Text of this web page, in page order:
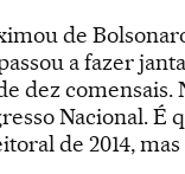
de
a fazer
dez comensais.
Nacional. É
de 2014,